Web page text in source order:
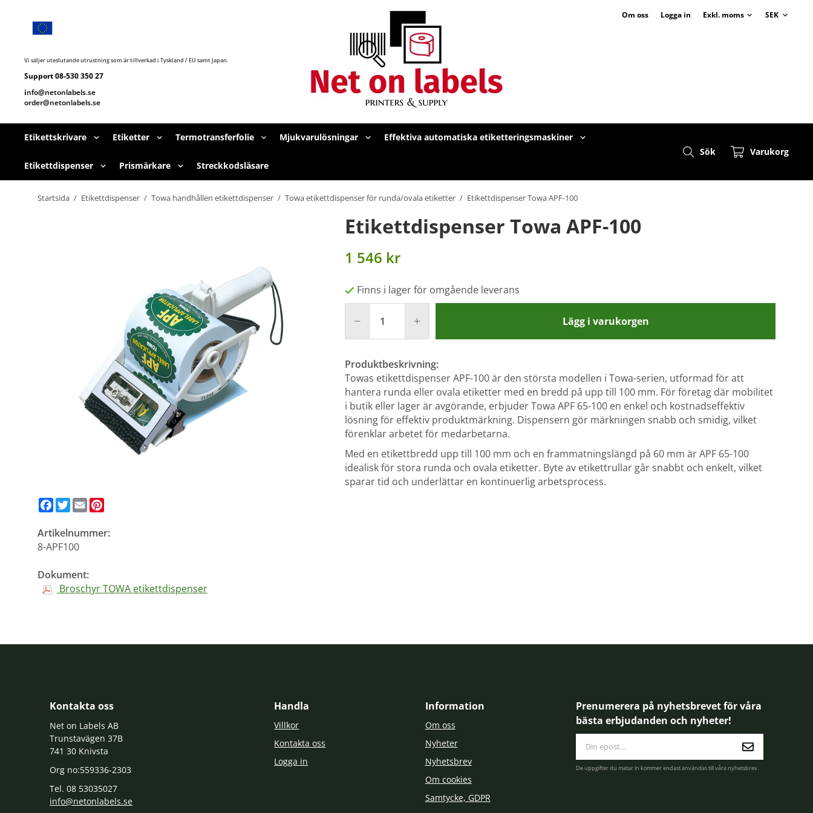
huvudnavigering
huvudinnehållet
Vi säljer uteslutande utrustning som är tillverkad i Tyskland / EU samt Japan.
Support 08-530 350 27
info@netonlabels.se
order@netonlabels.se
Om oss Logga in
Etikettskrivare Etiketter Termotransferfolie Mjukvarulösningar Effektiva automatiska etiketteringsmaskiner
Etikettdispenser Prismärkare Streckkodsläsare
Sök Varukorg
Startsida / Etikettdispenser / Towa handhållen etikettdispenser / Towa etikettdispenser för runda/ovala etiketter / Etikettdispenser Towa APF-100
Etikettdispenser Towa APF-100
1 546 kr
Finns i lager för omgående leverans
Lägg i varukorgen
Produktbeskrivning:
Towas etikettdispenser APF-100 är den största modellen i Towa-serien, utformad för att
hantera runda eller ovala etiketter med en bredd på upp till 100 mm. För företag där mobilitet
i butik eller lager är avgörande, erbjuder Towa APF 65-100 en enkel och kostnadseffektiv
lösning för effektiv produktmärkning. Dispensern gör märkningen snabb och smidig, vilket
förenklar arbetet för medarbetarna.
Med en etikettbredd upp till 100 mm och en frammatningslängd på 60 mm är APF 65-100
idealisk för stora runda och ovala etiketter. Byte av etikettrullar går snabbt och enkelt, vilket
sparar tid och underlättar en kontinuerlig arbetsprocess.
Facebook
Twitter
Email
Artikelnummer:
8-APF100
Dokument:
Broschyr TOWA etikettdispenser
Kontakta oss
Net on Labels AB
Trunstavägen 37B
741 30 Knivsta
Org no:559336-2303
Tel. 08 53035027
info@netonlabels.se
Handla
Villkor
Kontakta oss
Logga in
Information
Om oss
Nyheter
Nyhetsbrev
Om cookies
Samtycke, GDPR
Prenumerera på nyhetsbrevet för våra
bästa erbjudanden och nyheter!
postadress
De uppgifter du matar in kommer endast användas till våra nyhetsbrev.